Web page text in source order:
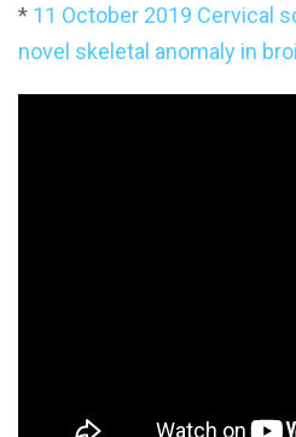
* 11 October 2019 Cervical
novel skeletal anomaly in